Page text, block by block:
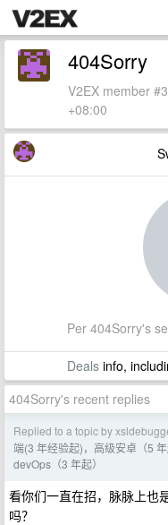
404Sorry
V2EX member
+08:00
Per 404Sorry's
Dealsinfo,
404Sorry's recent replies
Replied to a topic by
端(3 年经验起)，高级安卓（5
devOps（3 年起）
看你们一直在招，脉脉上也
吗？